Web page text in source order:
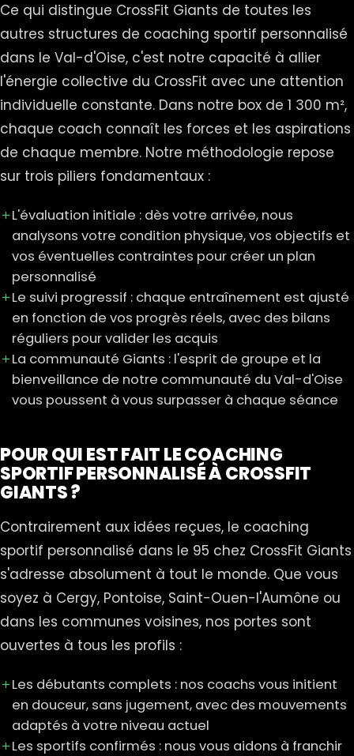
Ce qui distingue CrossFit Giants de toutes les
autres structures de coaching sportif personnalisé
dans le Val-d'Oise, c'est notre capacité à allier
l'énergie collective du CrossFit avec une attention
individuelle constante. Dans notre box de 1 300 m²,
chaque coach connaît les forces et les aspirations
de chaque membre. Notre méthodologie repose
sur trois piliers fondamentaux :
L'évaluation initiale : dès votre arrivée, nous
analysons votre condition physique, vos objectifs et
vos éventuelles contraintes pour créer un plan
personnalisé
Le suivi progressif : chaque entraînement est ajusté
en fonction de vos progrès réels, avec des bilans
réguliers pour valider les acquis
La communauté Giants : l'esprit de groupe et la
bienveillance de notre communauté du Val-d'Oise
vous poussent à vous surpasser à chaque séance
POUR QUI EST FAIT LE COACHING
SPORTIF PERSONNALISÉ À CROSSFIT
GIANTS ?
Contrairement aux idées reçues, le coaching
sportif personnalisé dans le 95 chez CrossFit Giants
s'adresse absolument à tout le monde. Que vous
soyez à Cergy, Pontoise, Saint-Ouen-l'Aumône ou
dans les communes voisines, nos portes sont
ouvertes à tous les profils :
Les débutants complets : nos coachs vous initient
en douceur, sans jugement, avec des mouvements
adaptés à votre niveau actuel
Les sportifs confirmés : nous vous aidons à franchir